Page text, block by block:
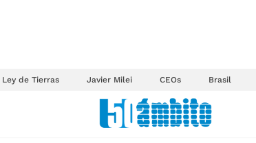
Ley de Tierras Javier Milei CEOs Brasil